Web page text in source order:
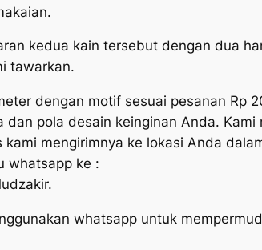
kedua kain tersebut dengan dua
tawarkan.
dengan motif sesuai pesanan Rp
dan pola desain keinginan Anda.
mengirimnya ke lokasi Anda
whatsapp ke :
whatsapp untuk